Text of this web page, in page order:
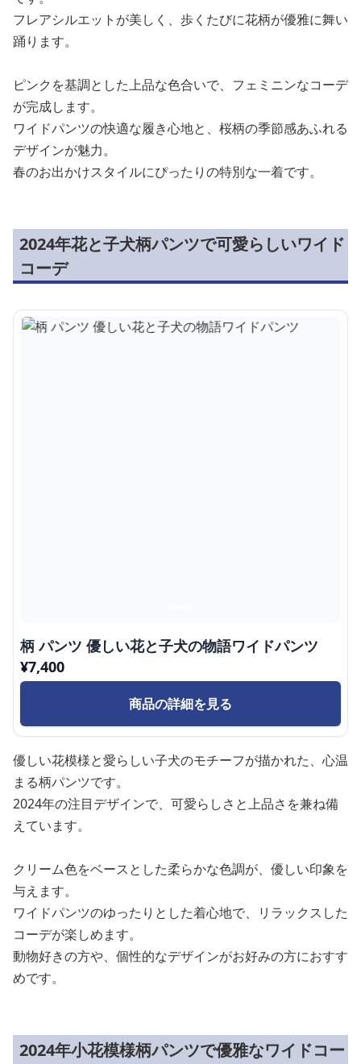
フレアシルエットが美しく、歩くたびに花柄が優雅に舞い
踊ります。
ピンクを基調とした上品な色合いで、フェミニンなコーデ
が完成します。
ワイドパンツの快適な履き心地と、桜柄の季節感あふれる
デザインが魅力。
春のお出かけスタイルにぴったりの特別な一着です。
2024年花と子犬柄パンツで可愛らしいワイド
コーデ
柄 パンツ 優しい花と子犬の物語ワイドパンツ
¥7,400
商品の詳細を見る
優しい花模様と愛らしい子犬のモチーフが描かれた、心温
まる柄パンツです。
2024年の注目デザインで、可愛らしさと上品さを兼ね備
えています。
クリーム色をベースとした柔らかな色調が、優しい印象を
与えます。
ワイドパンツのゆったりとした着心地で、リラックスした
コーデが楽しめます。
動物好きの方や、個性的なデザインがお好みの方におすす
めです。
2024年小花模様柄パンツで優雅なワイドコー